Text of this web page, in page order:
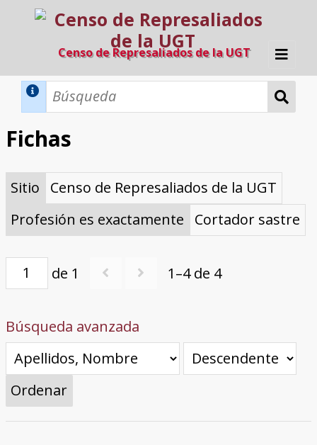
Censo de Represaliados de la UGT
Inicio
Directorio A-Z
Provincias de nacimiento
Profesión
Cárceles
Condenados a muerte
Condenados a muerte (con busca
dinámica)
Ejecutados
El proyecto
Razones y objetivos
El equipo
Colaboradores
Fuentes documentales
Fichas
Sitio
Censo de Represaliados de la UGT
Profesión es exactamente
Cortador sastre
de 1 1–4 de 4
Búsqueda avanzada
Ordenar